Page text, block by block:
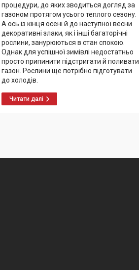
процедури, до яких зводиться догляд за
газоном протягом усього теплого сезону.
А ось із кінця осені й до наступної весни
декоративні злаки, як і інші багаторічні
рослини, занурюються в стан спокою.
Однак для успішної зимівлі недостатньо
просто припинити підстригати й поливати
газон. Рослини ще потрібно підготувати
до холодів.